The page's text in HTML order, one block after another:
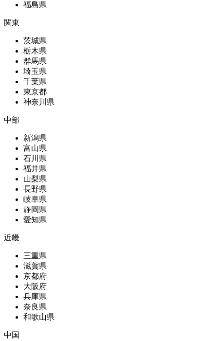
福島県
関東
茨城県
栃木県
群馬県
埼玉県
千葉県
東京都
神奈川県
中部
新潟県
富山県
石川県
福井県
山梨県
長野県
岐阜県
静岡県
愛知県
近畿
三重県
滋賀県
京都府
大阪府
兵庫県
奈良県
和歌山県
中国